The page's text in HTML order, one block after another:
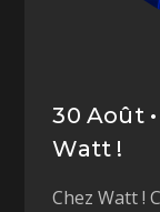
30 Août
Watt !
Chez Watt !